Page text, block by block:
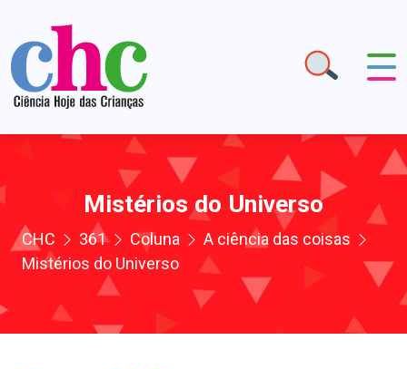
Mistérios do Universo
CHC 361 Coluna
A ciência das coisas
Mistérios do Universo